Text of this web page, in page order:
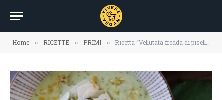
Home » RICETTE » PRIMI » Ricetta “Vellutata fredda di piselli e frutta secca”